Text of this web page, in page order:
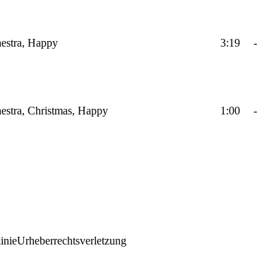
Happy 3:19 -
Christmas, Happy 1:00 -
Urheberrechtsverletzung